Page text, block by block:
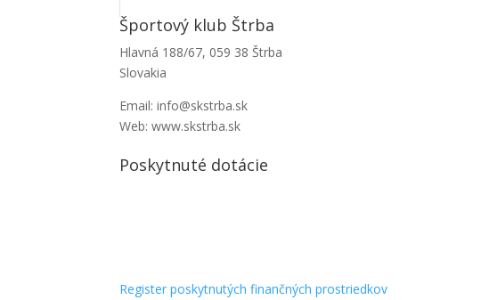
Športový klub Štrba
Hlavná 188/67, 059 38 Štrba
Slovakia
Email: info@skstrba.sk
Web: www.skstrba.sk
Poskytnuté dotácie
Register poskytnutých finančných prostriedkov